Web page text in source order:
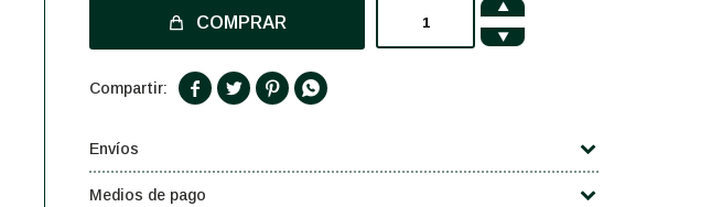
COMPRAR


   
Envíos
Medios de pago